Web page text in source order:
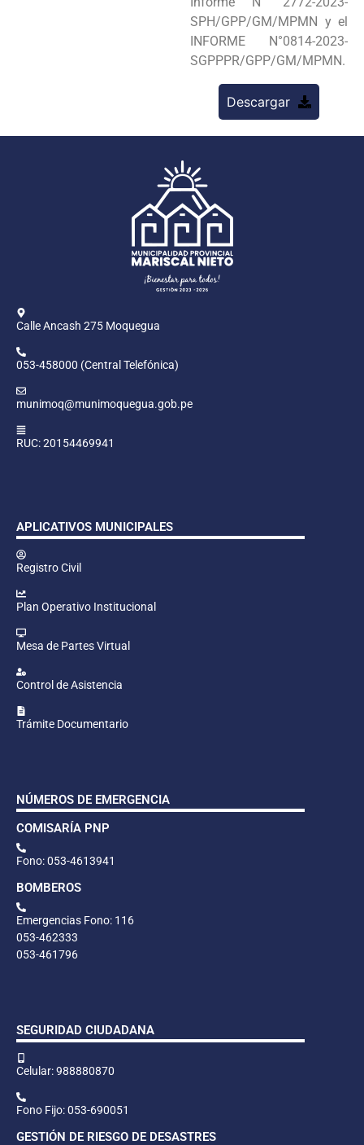
SPH/GPP/GM/MPMN y el
INFORME N°0814-2023-
SGPPPR/GPP/GM/MPMN.
Descargar
Calle Ancash 275 Moquegua
053-458000 (Central Telefónica)
munimoq@munimoquegua.gob.pe
RUC: 20154469941
APLICATIVOS MUNICIPALES
Registro Civil
Plan Operativo Institucional
Mesa de Partes Virtual
Control de Asistencia
Trámite Documentario
NÚMEROS DE EMERGENCIA
COMISARÍA PNP
Fono: 053-4613941
BOMBEROS
Emergencias Fono: 116
053-462333
053-461796
SEGURIDAD CIUDADANA
Celular: 988880870
Fono Fijo: 053-690051
GESTIÓN DE RIESGO DE DESASTRES